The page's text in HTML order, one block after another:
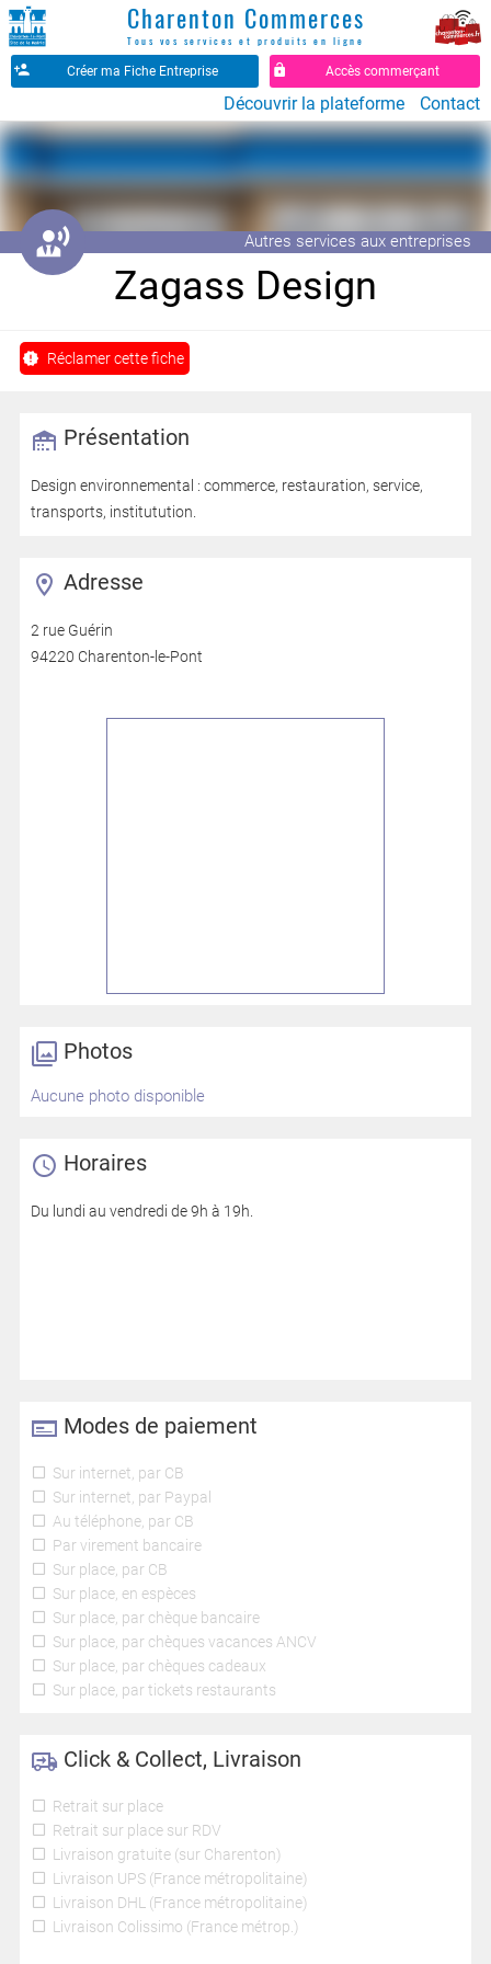
Charenton Commerces
Tous vos services et produits en ligne
Créer ma Fiche Entreprise Accès commerçant
Découvrir la plateforme Contact
󱌈 Autres services aux entreprises
Zagass Design
Réclamer cette fiche
Présentation
Design environnemental : commerce, restauration, service,
transports, institutution.
Horaires
Du lundi au vendredi de 9h à 19h.
Adresse
2 rue Guérin
94220 Charenton-le-Pont
Modes de paiement
Sur internet, par CB
Sur internet, par Paypal
Au téléphone, par CB
Par virement bancaire
Sur place, par CB
Sur place, en espèces
Sur place, par chèque bancaire
Sur place, par chèques vacances ANCV
Sur place, par chèques cadeaux
Sur place, par tickets restaurants
Photos
Aucune photo disponible
Click & Collect, Livraison
Retrait sur place
Retrait sur place sur RDV
Livraison gratuite (sur Charenton)
Livraison UPS (France métropolitaine)
Livraison DHL (France métropolitaine)
Livraison Colissimo (France métrop.)